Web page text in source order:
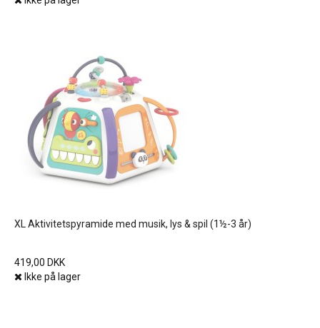
XL Aktivitetspyramide med musik, lys & spil (1½-3 år)
419,00 DKK
Ikke på lager